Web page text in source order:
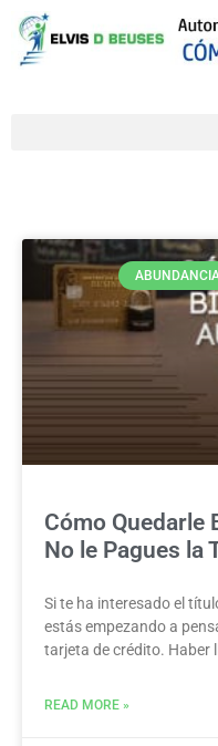
Cómo Quedarle
No le Pagues la
Si te ha interesado el
estás empezando a
tarjeta de crédito. Haber
READ MORE »